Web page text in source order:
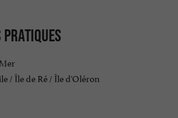
/ Île de Ré / Île d'Oléron